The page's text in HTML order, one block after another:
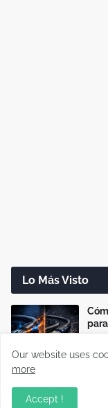
Lo Más Visto
Our website uses
more
Accept !